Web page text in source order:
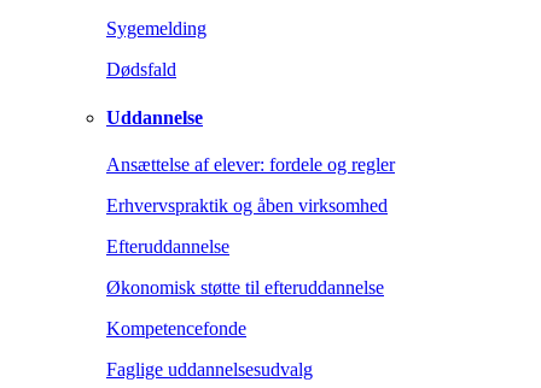
Sygemelding
Dødsfald
Uddannelse
Ansættelse af elever: fordele og regler
Erhvervspraktik og åben virksomhed
Efteruddannelse
Økonomisk støtte til efteruddannelse
Kompetencefonde
Faglige uddannelsesudvalg